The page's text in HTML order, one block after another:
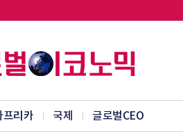
프리카 국제 글로벌CEO